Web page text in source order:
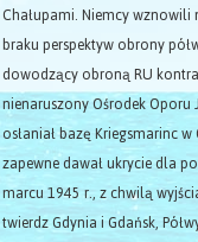
Chałupami. Niemcy
braku perspektyw obrony
dowodzący obroną RU
nienaruszony Ośrodek
osłaniał bazę Kriegsmarinc
zapewne dawał ukrycie dla
marcu 1945 r., z chwilą
twierdz Gdynia i Gdańsk,